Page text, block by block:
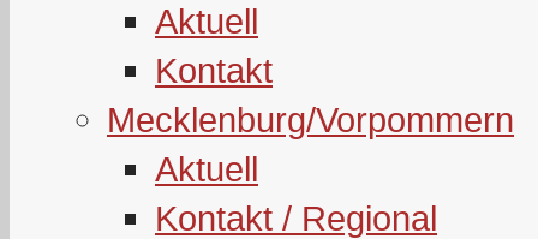
Aktuell
Kontakt
Mecklenburg/Vorpommern
Aktuell
Kontakt / Regional